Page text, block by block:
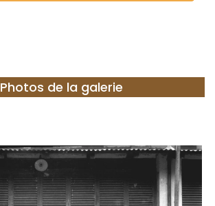
Photos de la galerie